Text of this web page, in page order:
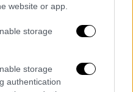
website or app.
storage
storage
authentication
σχόλια θα